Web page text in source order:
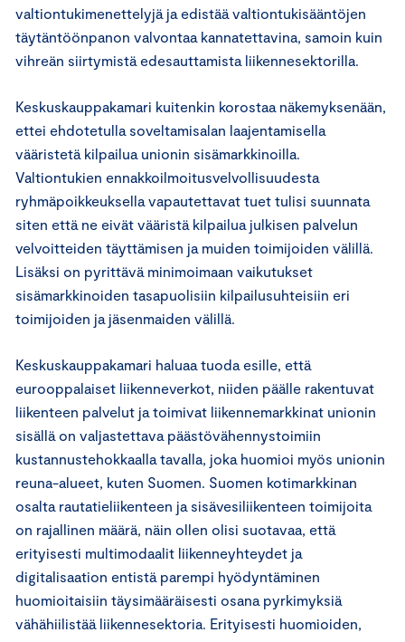
valtiontukimenettelyjä ja edistää valtiontukisääntöjen
täytäntöönpanon valvontaa kannatettavina, samoin kuin
vihreän siirtymistä edesauttamista liikennesektorilla.
Keskuskauppakamari kuitenkin korostaa näkemyksenään,
ettei ehdotetulla soveltamisalan laajentamisella
vääristetä kilpailua unionin sisämarkkinoilla.
Valtiontukien ennakkoilmoitusvelvollisuudesta
ryhmäpoikkeuksella vapautettavat tuet tulisi suunnata
siten että ne eivät vääristä kilpailua julkisen palvelun
velvoitteiden täyttämisen ja muiden toimijoiden välillä.
Lisäksi on pyrittävä minimoimaan vaikutukset
sisämarkkinoiden tasapuolisiin kilpailusuhteisiin eri
toimijoiden ja jäsenmaiden välillä.
Keskuskauppakamari haluaa tuoda esille, että
eurooppalaiset liikenneverkot, niiden päälle rakentuvat
liikenteen palvelut ja toimivat liikennemarkkinat unionin
sisällä on valjastettava päästövähennystoimiin
kustannustehokkaalla tavalla, joka huomioi myös unionin
reuna-alueet, kuten Suomen. Suomen kotimarkkinan
osalta rautatieliikenteen ja sisävesiliikenteen toimijoita
on rajallinen määrä, näin ollen olisi suotavaa, että
erityisesti multimodaalit liikenneyhteydet ja
digitalisaation entistä parempi hyödyntäminen
huomioitaisiin täysimääräisesti osana pyrkimyksiä
vähähiilistää liikennesektoria. Erityisesti huomioiden,